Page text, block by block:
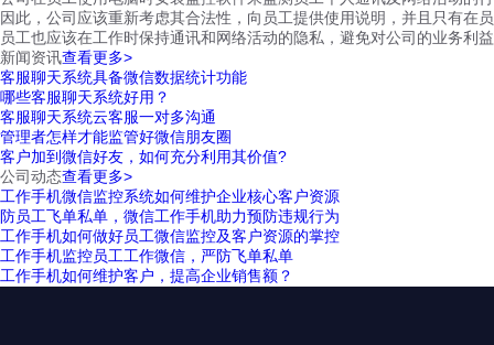
因此，公司应该重新考虑其合法性，向员工提供使用说明，并且只有在
员工也应该在工作时保持通讯和网络活动的隐私，避免对公司的业务利
新闻资讯查看更多>
客服聊天系统具备微信数据统计功能
哪些客服聊天系统好用？
客服聊天系统云客服一对多沟通
管理者怎样才能监管好微信朋友圈
客户加到微信好友，如何充分利用其价值?
公司动态查看更多>
工作手机微信监控系统如何维护企业核心客户资源
防员工飞单私单，微信工作手机助力预防违规行为
工作手机如何做好员工微信监控及客户资源的掌控
工作手机监控员工工作微信，严防飞单私单
工作手机如何维护客户，提高企业销售额？